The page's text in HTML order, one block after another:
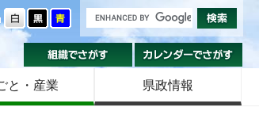
色を変える
組織でさがす
と・産業 県政情報